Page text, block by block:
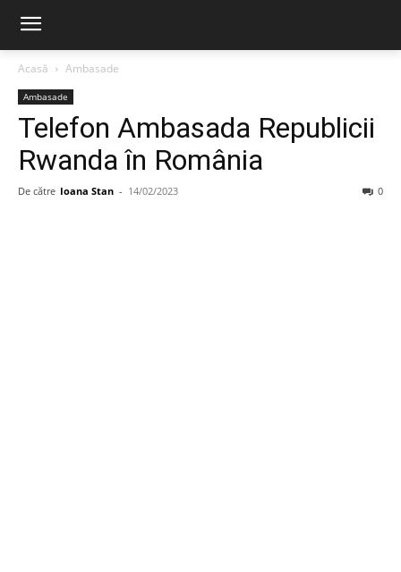
Acasă Ambasade
Ambasade
Telefon Ambasada Republicii
Rwanda în România
De către Ioana Stan - 14/02/2023 0